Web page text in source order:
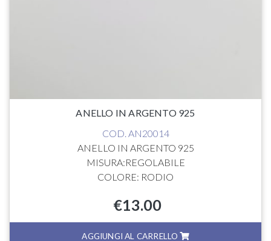
ANELLO IN ARGENTO 925
COD. AN20014
ANELLO IN ARGENTO 925
MISURA:REGOLABILE
COLORE: RODIO
€13.00
AGGIUNGI AL CARRELLO